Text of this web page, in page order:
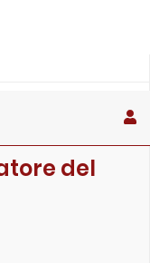
del